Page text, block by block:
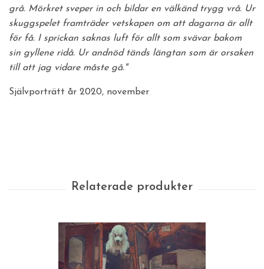
grå. Mörkret sveper in och bildar en välkänd trygg vrå. Ur
skuggspelet framträder vetskapen om att dagarna är allt
för få. I sprickan saknas luft för allt som svävar bakom
sin gyllene ridå. Ur andnöd tänds längtan som är orsaken
till att jag vidare måste gå."
Självporträtt år 2020, november